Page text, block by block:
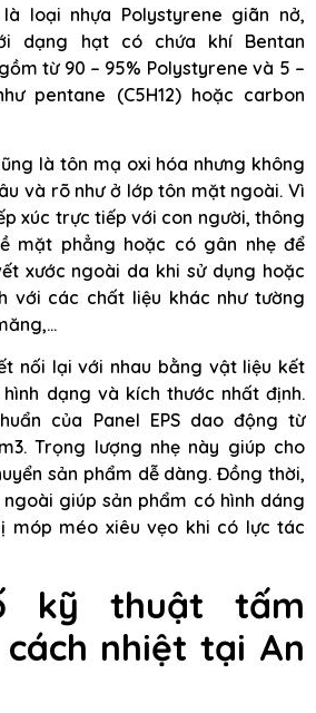
là loại nhựa Polystyrene giãn nở,
dạng hạt có chứa khí Bentan
gồm từ 90 – 95% Polystyrene và 5 –
pentane (C5H12) hoặc carbon
là tôn mạ oxi hóa nhưng không
và rõ như ở lớp tôn mặt ngoài. Vì
xúc trực tiếp với con người, thông
mặt phẳng hoặc có gân nhẹ để
xước ngoài da khi sử dụng hoặc
với các chất liệu khác như tường
nối lại với nhau bằng vật liệu kết
dạng và kích thước nhất định.
của Panel EPS dao động từ
Trọng lượng nhẹ này giúp cho
sản phẩm dễ dàng. Đồng thời,
giúp sản phẩm có hình dáng
móp méo xiêu vẹo khi có lực tác
kỹ thuật tấm
nhiệt tại An